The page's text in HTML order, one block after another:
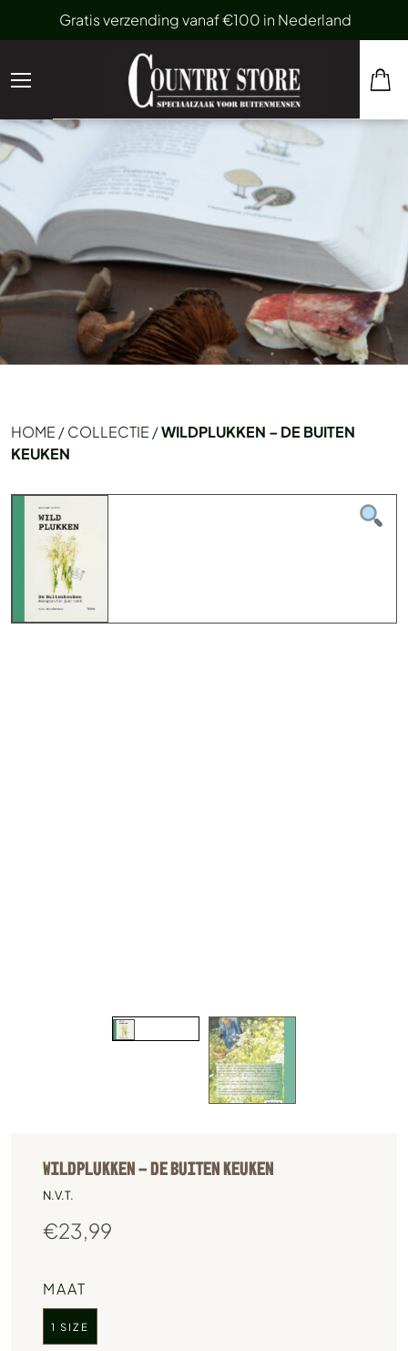
Gratis verzending vanaf €100 in Nederland
HOME /COLLECTIE /WILDPLUKKEN – DE BUITEN
KEUKEN
WILDPLUKKEN – DE BUITEN KEUKEN
N.V.T.
€23,99
MAAT
1 SIZE